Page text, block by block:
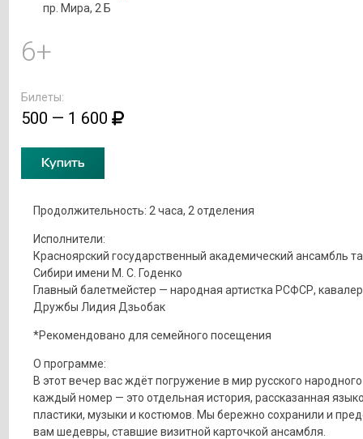
пр. Мира, 2 Б
6+
Билеты:
500 — 1 600
Купить
Продолжительность: 2 часа, 2 отделения
Исполнители:
Красноярский государственный академический ансамбль
Сибири имени М. С. Годенко
Главный балетмейстер — народная артистка РСФСР,
Дружбы Лидия Дзьобак
*Рекомендовано для семейного посещения
О программе:
В этот вечер вас ждёт погружение в мир русского
каждый номер — это отдельная история, рассказанная
пластики, музыки и костюмов. Мы бережно сохранили и
вам шедевры, ставшие визитной карточкой ансамбля.